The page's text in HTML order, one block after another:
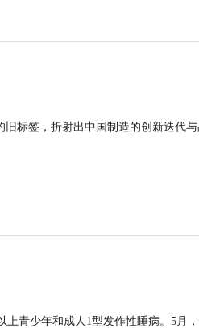
标签，折射出中国制造的创新迭代
上青少年和成人1型发作性睡病。5月